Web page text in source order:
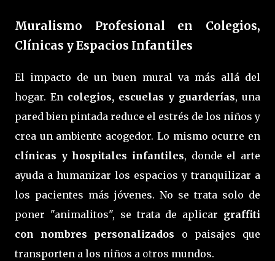
Muralismo Profesional en Colegios,
Clínicas y Espacios Infantiles
El impacto de un buen mural va más allá del
hogar. En colegios, escuelas y guarderías, una
pared bien pintada reduce el estrés de los niños y
crea un ambiente acogedor. Lo mismo ocurre en
clínicas y hospitales infantiles, donde el arte
ayuda a humanizar los espacios y tranquilizar a
los pacientes más jóvenes. No se trata solo de
poner "animalitos", se trata de aplicar graffiti
con nombres personalizados o paisajes que
transporten a los niños a otros mundos.